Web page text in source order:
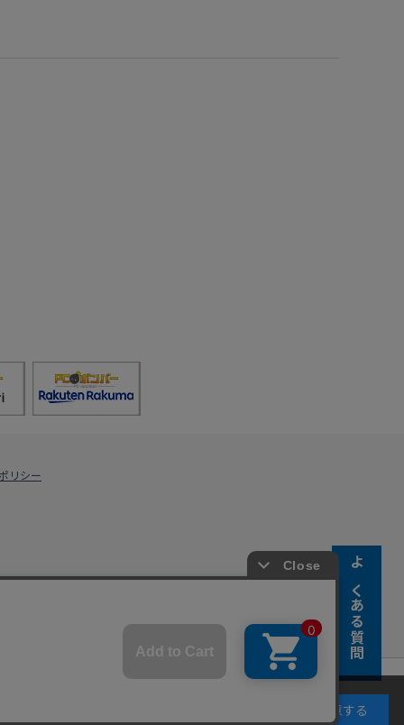
よくある質問
リシー
Co., Ltd.
使用に同意するものとします。詳細については
同意する